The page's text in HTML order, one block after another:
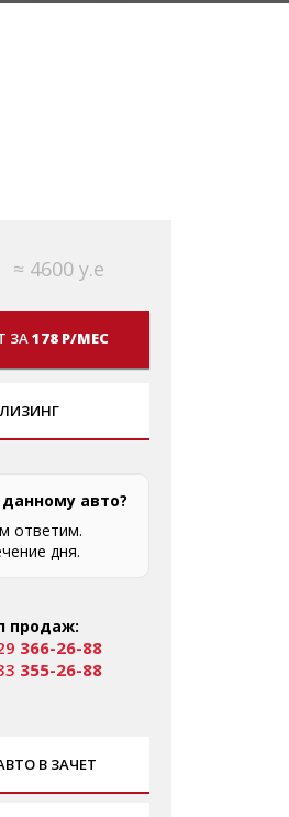
≈ 4600 у.е
ЗА178 Р/МЕС
авто?
ответим.
дня.
продаж:
366-26-88
355-26-88
В ЗАЧЕТ